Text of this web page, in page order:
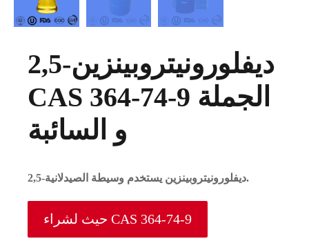
2,5-ديفلورونيتروبينزين
CAS 364-74-9 الجملة
و السائبة
2,5-ديفلورونيتروبينزين يستخدم وسيطة الصيدلانية.
حيث لشراء CAS 364-74-9